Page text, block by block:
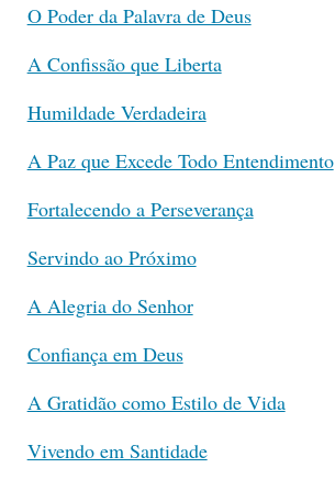
O Poder da Palavra de Deus
A Confissão que Liberta
Humildade Verdadeira
A Paz que Excede Todo Entendimento
Fortalecendo a Perseverança
Servindo ao Próximo
A Alegria do Senhor
Confiança em Deus
A Gratidão como Estilo de Vida
Vivendo em Santidade